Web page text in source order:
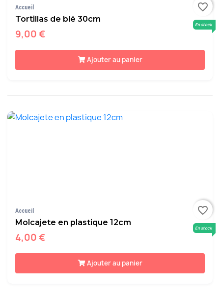
Accueil
Tortillas de blé 30cm
9,00 €
En stock
Ajouter au panier
favorite_border
Accueil
Molcajete en plastique 12cm
4,00 €
En stock
Ajouter au panier
favorite_border